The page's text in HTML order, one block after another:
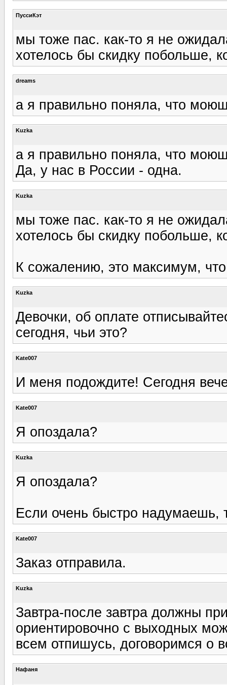
ПуссиКэт
мы тоже пас. как-то я не
хотелось бы скидку побольше,
dreams
а я правильно поняла, что
Kuzka
а я правильно поняла, что
Да, у нас в России - одна.
Kuzka
мы тоже пас. как-то я не
хотелось бы скидку побольше,
К сожалению, это максимум,
Kuzka
Девочки, об оплате
сегодня, чьи это?
Kate007
И меня подождите! Сегодня
Kate007
Я опоздала?
Kuzka
Я опоздала?
Если очень быстро надумаешь,
Kate007
Заказ отправила.
Kuzka
Завтра-после завтра должны
ориентировочно с выходных
всем отпишусь, договоримся о
Нафаня